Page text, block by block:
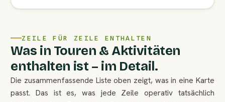
ZEILE FÜR ZEILE ENTHALTEN
Was in Touren & Aktivitäten
enthalten ist – im Detail.
Die zusammenfassende Liste oben zeigt, was in eine Karte
passt. Das ist es, was jede Zeile operativ tatsächlich